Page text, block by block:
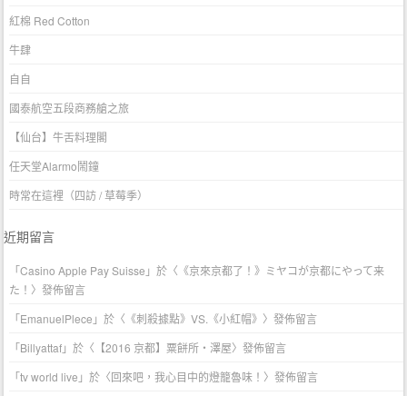
紅棉 Red Cotton
牛肆
自自
國泰航空五段商務艙之旅
【仙台】牛舌料理閣
任天堂Alarmo鬧鐘
時常在這裡（四訪 / 草莓季）
近期留言
「Casino Apple Pay Suisse 」於〈 《京來京都了！》ミヤコが京都にやって来
た！ 〉發佈留言
「EmanuelPlece 」於〈 《刺殺據點》VS.《小紅帽》 〉發佈留言
「Billyattaf」於〈 【2016 京都】粟餅所・澤屋〉發佈留言
「tv world live 」於〈回來吧，我心目中的燈籠魯味！ 〉發佈留言